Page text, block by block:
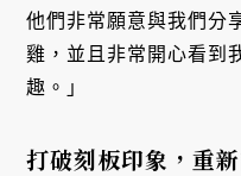
他們非常願意與我們分
雞，並且非常開心看到
趣。」
打破刻板印象，重